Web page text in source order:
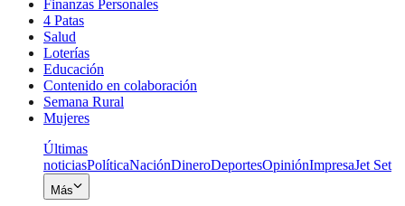
Finanzas Personales
4 Patas
Salud
Loterías
Educación
Contenido en colaboración
Semana Rural
Mujeres
Últimas
noticiasPolíticaNaciónDineroDeportesOpiniónImpresaJet Set
Más